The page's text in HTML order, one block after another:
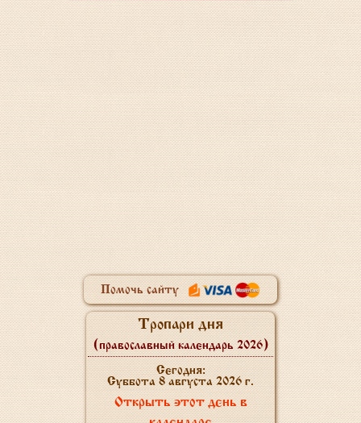
Помочь сайту
Тропари дня
(православный календарь 2026)
Сегодня:
Суббота 8 августа 2026 г.
Открыть этот день в